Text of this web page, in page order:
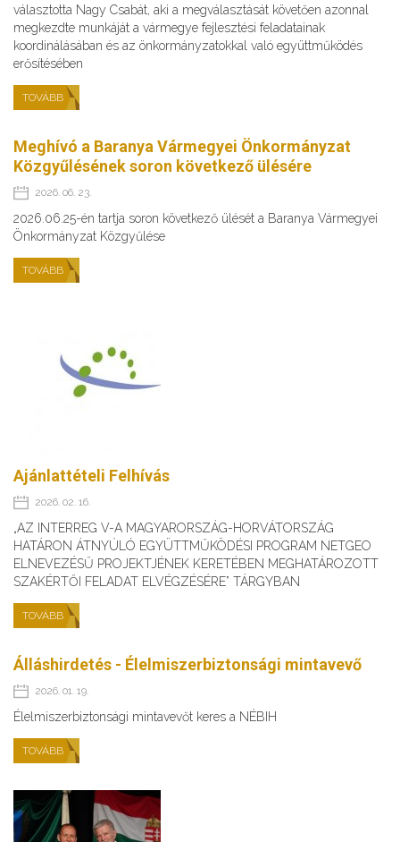
választotta Nagy Csabát, aki a megválasztását követően azonnal
megkezdte munkáját a vármegye fejlesztési feladatainak
koordinálásában és az önkormányzatokkal való együttműködés
erősítésében
TOVÁBB
Meghívó a Baranya Vármegyei Önkormányzat
Közgyűlésének soron következő ülésére
2026. 06. 23.
2026.06.25-én tartja soron következő ülését a Baranya Vármegyei
Önkormányzat Közgyűlése
TOVÁBB
Ajánlattételi Felhívás
2026. 02. 16.
„AZ INTERREG V-A MAGYARORSZÁG-HORVÁTORSZÁG
HATÁRON ÁTNYÚLÓ EGYÜTTMŰKÖDÉSI PROGRAM NETGEO
ELNEVEZÉSŰ PROJEKTJÉNEK KERETÉBEN MEGHATÁROZOTT
SZAKÉRTŐI FELADAT ELVÉGZÉSÉRE” TÁRGYBAN
TOVÁBB
Álláshirdetés - Élelmiszerbiztonsági mintavevő
2026. 01. 19.
Élelmiszerbiztonsági mintavevőt keres a NÉBIH
TOVÁBB